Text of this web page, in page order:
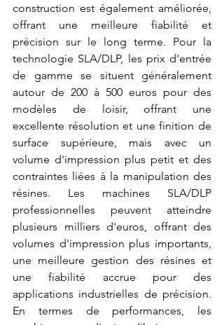
construction est également améliorée,
offrant une meilleure fiabilité et
précision sur le long terme. Pour la
technologie SLA/DLP, les prix d'entrée
de gamme se situent généralement
autour de 200 à 500 euros pour des
modèles de loisir, offrant une
excellente résolution et une finition de
surface supérieure, mais avec un
volume d'impression plus petit et des
contraintes liées à la manipulation des
résines. Les machines SLA/DLP
professionnelles peuvent atteindre
plusieurs milliers d'euros, offrant des
volumes d'impression plus importants,
une meilleure gestion des résines et
une fiabilité accrue pour des
applications industrielles de précision.
En termes de performances, les